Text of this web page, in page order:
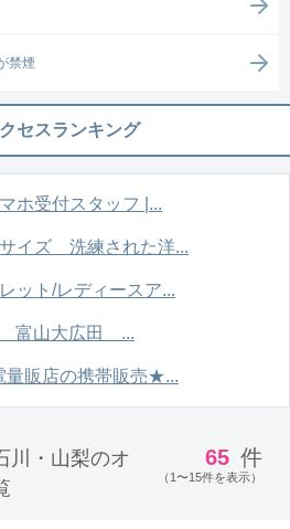
禁煙
セスランキング
ホ受付スタッフ |...
イズ 洗練された洋...
ット/レディースア...
富山大広田 ...
量販店の携帯販売★...
川・山梨のオ
65 件
（1〜15件を表示）